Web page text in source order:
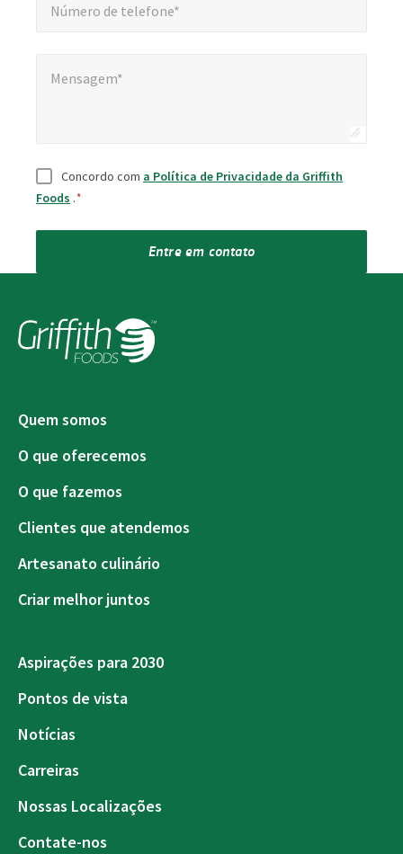
Número de telefone*
Mensagem*
Consentimento
Concordo com a Política de Privacidade da Griffith
Foods .*
Entre em contato
Quem somos
O que oferecemos
O que fazemos
Clientes que atendemos
Artesanato culinário
Criar melhor juntos
Aspirações para 2030
Pontos de vista
Notícias
Carreiras
Nossas Localizações
Contate-nos